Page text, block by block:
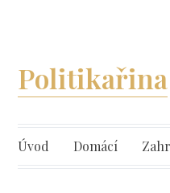
Politikařina
Úvod Domácí